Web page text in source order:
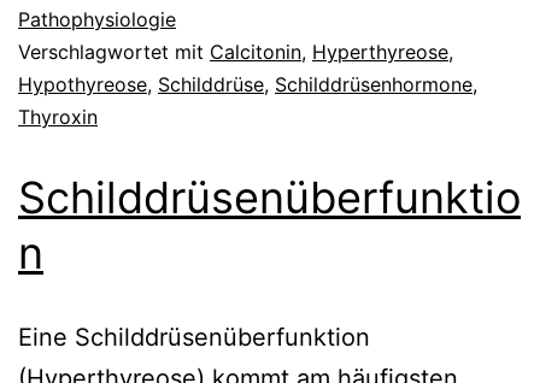
Pathophysiologie
Verschlagwortet mit Calcitonin, Hyperthyreose,
Hypothyreose, Schilddrüse, Schilddrüsenhormone,
Thyroxin
Schilddrüsenüberfunktio
n
Eine Schilddrüsenüberfunktion